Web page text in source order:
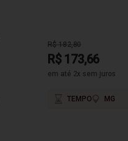
R$ 182,80
R$ 173,66
em até 2x sem juros
TEMPO MG